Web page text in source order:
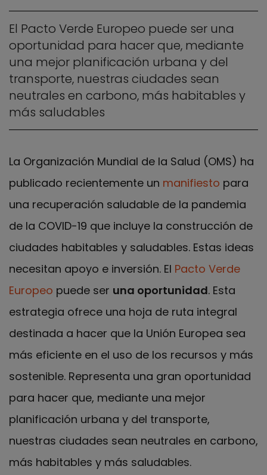
El Pacto Verde Europeo puede ser una
oportunidad para hacer que, mediante
una mejor planificación urbana y del
transporte, nuestras ciudades sean
neutrales en carbono, más habitables y
más saludables
La Organización Mundial de la Salud (OMS) ha
publicado recientemente un manifiesto para
una recuperación saludable de la pandemia
de la COVID-19 que incluye la construcción de
ciudades habitables y saludables. Estas ideas
necesitan apoyo e inversión. El Pacto Verde
Europeo puede ser una oportunidad. Esta
estrategia ofrece una hoja de ruta integral
destinada a hacer que la Unión Europea sea
más eficiente en el uso de los recursos y más
sostenible. Representa una gran oportunidad
para hacer que, mediante una mejor
planificación urbana y del transporte,
nuestras ciudades sean neutrales en carbono,
más habitables y más saludables.